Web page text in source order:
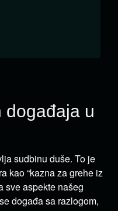
događaja u
sudbinu duše. To je
kao “kazna za grehe iz
sve aspekte našeg
događa sa razlogom,